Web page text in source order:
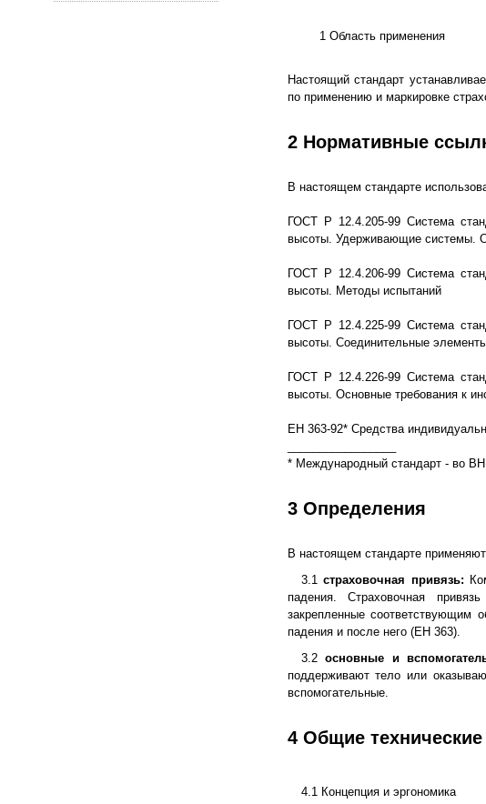
1 Область применения
Настоящий стандарт
по применению и маркировке
2 Нормативные
В настоящем стандарте
ГОСТ Р 12.4.205-99 Система
высоты. Удерживающие системы.
ГОСТ Р 12.4.206-99 Система
высоты. Методы испытаний
ГОСТ Р 12.4.225-99 Система
высоты. Соединительные
ГОСТ Р 12.4.226-99 Система
высоты. Основные требования к
ЕН 363-92* Средства
* Международный стандарт - во
3 Определения
В настоящем стандарте
3.1страховочная привязь:
падения. Страховочная
закрепленные соответствующим
падения и после него (ЕН 363).
3.2основные и
поддерживают тело или
вспомогательные.
4 Общие
4.1 Концепция и эргономика